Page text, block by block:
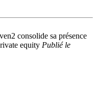
consolide sa présence
equity Publiéle